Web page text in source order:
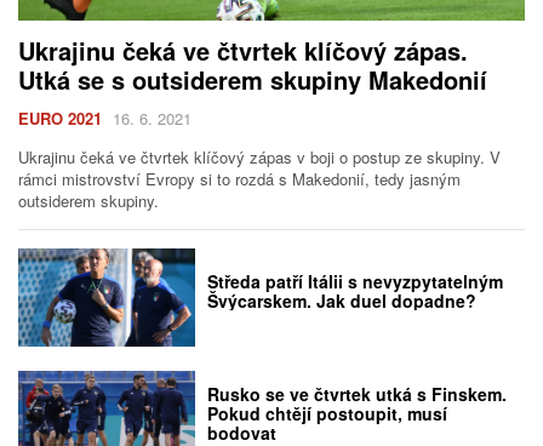
Ukrajinu čeká ve čtvrtek klíčový zápas.
Utká se s outsiderem skupiny Makedonií
EURO 2021
16. 6. 2021
Ukrajinu čeká ve čtvrtek klíčový zápas v boji o postup ze skupiny. V
rámci mistrovství Evropy si to rozdá s Makedonií, tedy jasným
outsiderem skupiny.
Středa patří Itálii s nevyzpytatelným
Švýcarskem. Jak duel dopadne?
Rusko se ve čtvrtek utká s Finskem.
Pokud chtějí postoupit, musí
bodovat